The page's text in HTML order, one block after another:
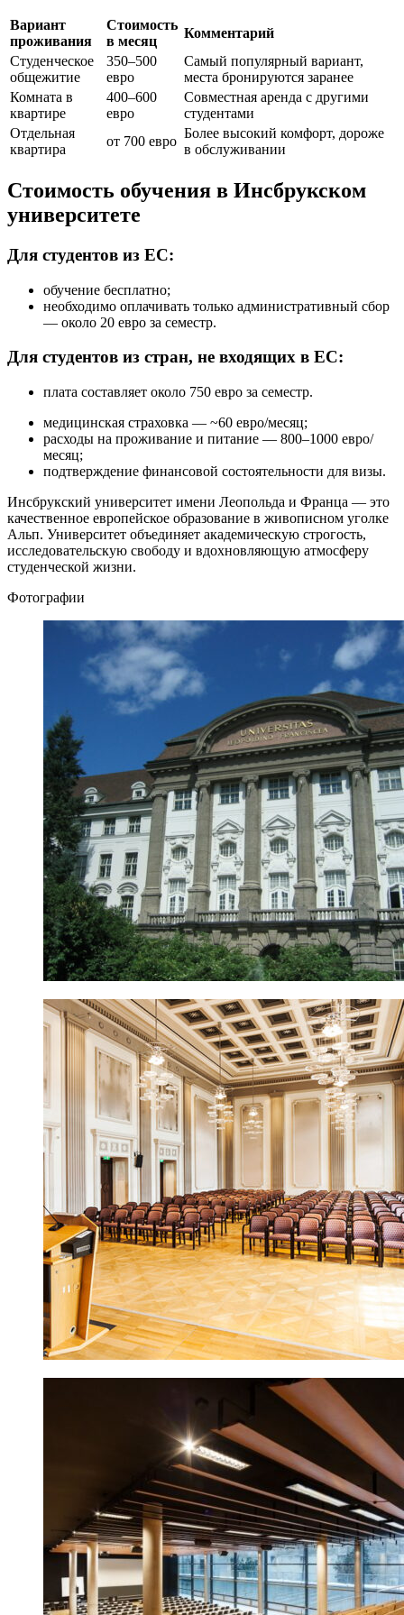
Вариант
проживания
Стоимость
в месяц
Комментарий
Студенческое
общежитие
350–500
евро
Самый популярный вариант,
места бронируются заранее
Комната в
квартире
400–600
евро
Совместная аренда с другими
студентами
Отдельная
квартира
от 700 евро
Более высокий комфорт, дороже
в обслуживании
Стоимость обучения в Инсбрукском
университете
Для студентов из ЕС:
обучение бесплатно;
необходимо оплачивать только административный сбор
— около 20 евро за семестр.
Для студентов из стран, не входящих в ЕС:
плата составляет около 750 евро за семестр.
медицинская страховка — ~60 евро/месяц;
расходы на проживание и питание — 800–1000 евро/
месяц;
подтверждение финансовой состоятельности для визы.
Инсбрукский университет имени Леопольда и Франца — это
качественное европейское образование в живописном уголке
Альп. Университет объединяет академическую строгость,
исследовательскую свободу и вдохновляющую атмосферу
студенческой жизни.
Фотографии